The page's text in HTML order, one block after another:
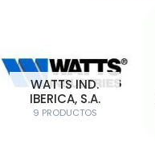
WATTS IND.
IBERICA, S.A.
9 PRODUCTOS